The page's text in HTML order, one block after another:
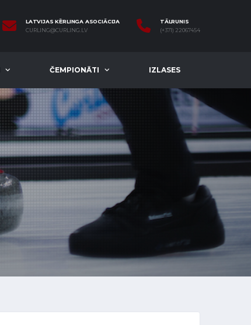
LATVIJAS KĒRLINGA ASOCIĀCIJA
CURLING@CURLING.LV
TĀLRUNIS
(+371) 22067454
ČEMPIONĀTI IZLASES